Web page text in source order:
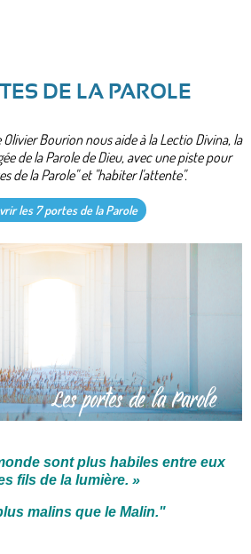
DE LA PAROLE
Bourion nous aide à la Lectio Divina, la
de la Parole de Dieu, avec une piste pour
de la Parole" et "habiter l'attente".
les 7 portes de la Parole
sont plus habiles entre eux
fils de la lumière. »
malins que le Malin."